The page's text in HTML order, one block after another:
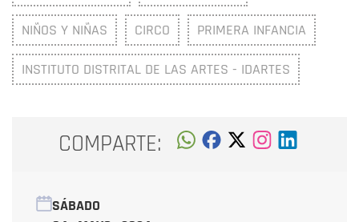
NIÑOS Y NIÑAS CIRCO PRIMERA INFANCIA
INSTITUTO DISTRITAL DE LAS ARTES - IDARTES
COMPARTE:
SÁBADO